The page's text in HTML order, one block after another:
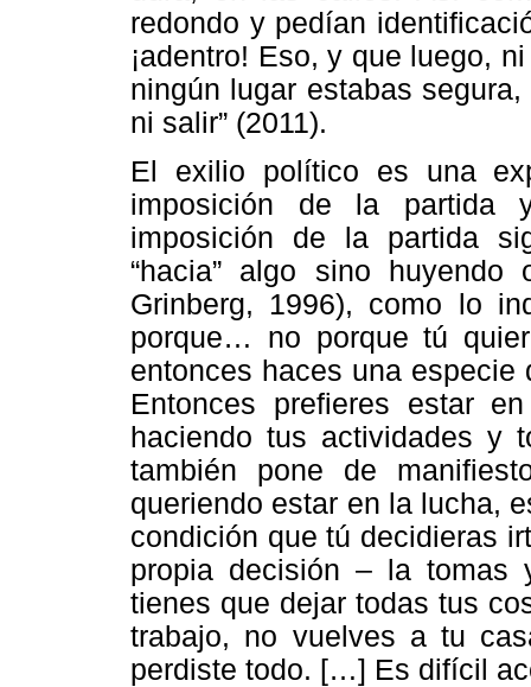
redondo y pedían
¡adentro! Eso, y que luego,
ningún lugar estabas
ni salir” (2011).
El exilio político es una
imposición de la partida
imposición de la partida
“hacia” algo sino huyendo
Grinberg, 1996), como lo
porque… no porque tú
entonces haces una
Entonces prefieres estar
haciendo tus actividades y
también pone de
queriendo estar en la lucha,
condición que tú decidieras
propia decisión – la tomas
tienes que dejar todas tus
trabajo, no vuelves a tu
perdiste todo. […] Es difícil